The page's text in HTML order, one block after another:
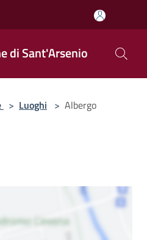
di Sant'Arsenio
> Luoghi > Albergo